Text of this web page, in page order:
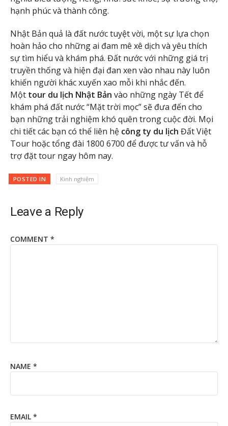
hạnh phúc và thành công.
Nhật Bản quả là đất nước tuyệt vời, một sự lựa chọn
hoàn hảo cho những ai đam mê xê dịch và yêu thích
sự tìm hiểu và khám phá. Đất nước với những giá trị
truyền thống và hiện đại đan xen vào nhau này luôn
khiến người khác xuyến xao mỗi khi nhắc đến.
Một tour du lịch Nhật Bản vào những ngày Tết để
khám phá đất nước “Mặt trời mọc” sẽ đưa đến cho
bạn những trải nghiệm khó quên trong cuộc đời. Mọi
chi tiết các bạn có thể liên hệ công ty du lịch Đất Việt
Tour hoặc tổng đài 1800 6700 để được tư vấn và hỗ
trợ đặt tour ngay hôm nay.
POSTED IN Kinh nghiệm
Leave a Reply
COMMENT *
NAME *
EMAIL *